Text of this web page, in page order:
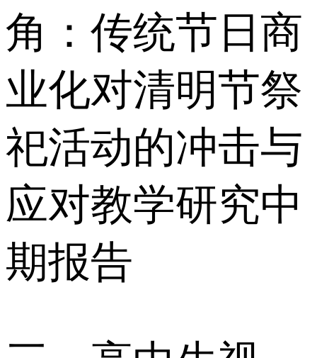
角：传统节日商
业化对清明节祭
祀活动的冲击与
应对教学研究中
期报告